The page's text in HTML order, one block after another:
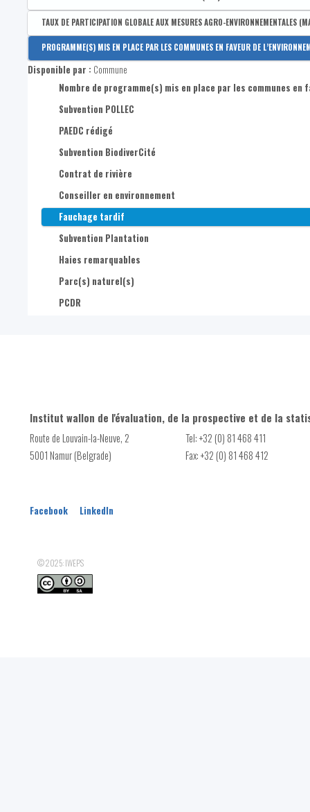
Disponible par :Commune
Participation à un Groupe d'action locale (GAL)
nom du GAL
TAUX DE PARTICIPATION GLOBALE AUX MESURES AGRO-ENVIRONNEMENTALES
Disponible par :Commune - Arrondissement - Province - Bassin EFE - Zone de
Taux de participation globale aux mesures agro-
PROGRAMME(S) MIS EN PLACE PAR LES COMMUNES EN FAVEUR DE
Disponible par : Commune
Nombre de programme(s) mis en place par les communes en
Subvention POLLEC
PAEDC rédigé
Subvention BiodiverCité
Contrat de rivière
Conseiller en environnement
Fauchage tardif
Subvention Plantation
Haies remarquables
Parc(s) naturel(s)
PCDR
Institut wallon de l'évaluation, de la prospective et de la
Route de Louvain-la-Neuve, 2
5001 Namur (Belgrade)
Tel: +32 (0) 81 468 411
Fax: +32 (0) 81 468 412
Facebook LinkedIn
© 2025: IWEPS